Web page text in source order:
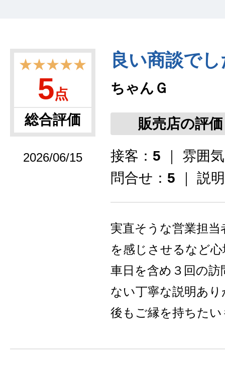
★★★★★
5点
総合評価
2026/06/15
良い商談で
ちゃんＧ
販売店の評価
接客： 5 ｜ 雰囲
問合せ： 5 ｜ 説
実直そうな営業担
を感じさせるなど
車日を含め３回の
ない丁寧な説明あ
後もご縁を持ちた